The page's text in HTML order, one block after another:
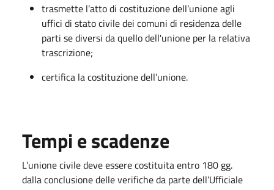
trasmette l’atto di costituzione dell’unione agli
uffici di stato civile dei comuni di residenza delle
parti se diversi da quello dell'unione per la relativa
trascrizione;
certifica la costituzione dell’unione.
Tempi e scadenze
L’unione civile deve essere costituita entro 180 gg.
dalla conclusione delle verifiche da parte dell’Ufficiale